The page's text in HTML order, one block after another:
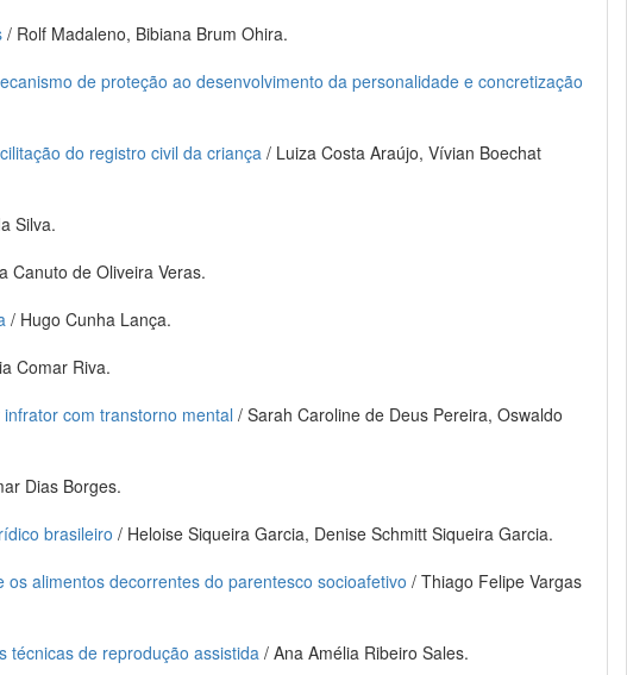
/ Rolf Madaleno, Bibiana Brum Ohira.
de proteção ao desenvolvimento da personalidade e concretização
do registro civil da criança / Luiza Costa Araújo, Vívian Boechat
Silva.
Canuto de Oliveira Veras.
/ Hugo Cunha Lança.
Comar Riva.
com transtorno mental / Sarah Caroline de Deus Pereira, Oswaldo
Dias Borges.
brasileiro / Heloise Siqueira Garcia, Denise Schmitt Siqueira Garcia.
alimentos decorrentes do parentesco socioafetivo / Thiago Felipe Vargas
técnicas de reprodução assistida / Ana Amélia Ribeiro Sales.